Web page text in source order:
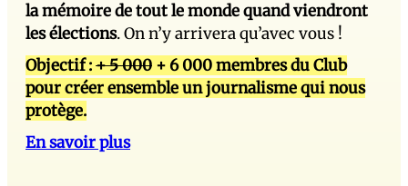
la mémoire de tout le monde quand viendront
les élections. On n’y arrivera qu’avec vous !
Objectif :+ 5 000 + 6 000 membres du Club
pour créer ensemble un journalisme qui nous
protège.
En savoir plus